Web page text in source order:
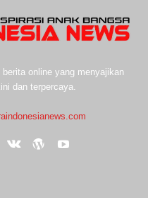
online yang menyajikan
dan terpercaya.